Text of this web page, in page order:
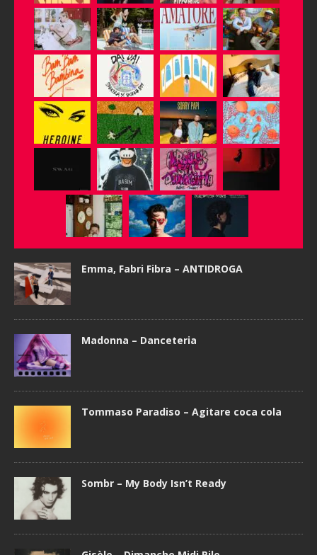
Emma, Fabri Fibra – ANTIDROGA
Madonna – Danceteria
Tommaso Paradiso – Agitare coca cola
Sombr – My Body Isn’t Ready